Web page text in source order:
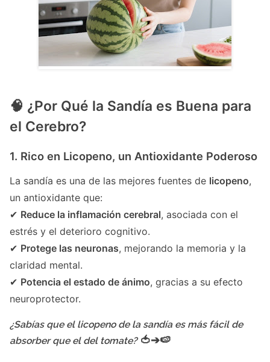
🧠 ¿Por Qué la Sandía es Buena para
el Cerebro?
1. Rico en Licopeno, un Antioxidante Poderoso
La sandía es una de las mejores fuentes de licopeno,
un antioxidante que:
✔ Reduce la inflamación cerebral, asociada con el
estrés y el deterioro cognitivo.
✔ Protege las neuronas, mejorando la memoria y la
claridad mental.
✔ Potencia el estado de ánimo, gracias a su efecto
neuroprotector.
¿Sabías que el licopeno de la sandía es más fácil de
absorber que el del tomate?🍅➔🍉